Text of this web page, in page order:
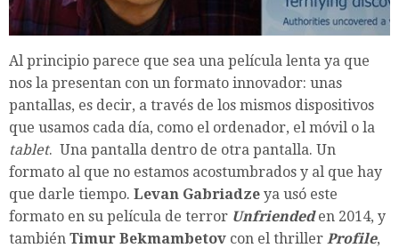
Al principio parece que sea una película lenta ya que
nos la presentan con un formato innovador: unas
pantallas, es decir, a través de los mismos dispositivos
que usamos cada día, como el ordenador, el móvil o la
tablet. Una pantalla dentro de otra pantalla. Un
formato al que no estamos acostumbrados y al que hay
que darle tiempo. ​ Levan Gabriadze ya usó este
formato en su película de terror ​ Unfriendeden 2014, y
también ​ Timur Bekmambetov ​ con el thriller ​ Profile,​